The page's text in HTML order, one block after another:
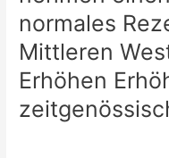
normales
Mittleren
Erhöhen